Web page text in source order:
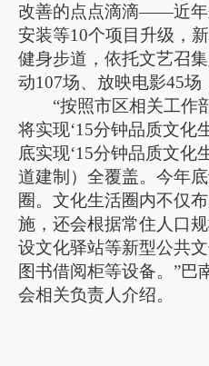
改善的点点滴滴——近年
安装等10个项目升级，
健身步道，依托文艺召
动107场、放映电影45场
“按照市区相关工作
将实现‘15分钟品质文化
底实现‘15分钟品质文化
道建制）全覆盖。今年
圈。文化生活圈内不仅
施，还会根据常住人口
设文化驿站等新型公共
图书借阅柜等设备。”巴
会相关负责人介绍。